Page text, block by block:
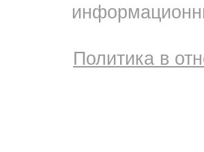
Политика в